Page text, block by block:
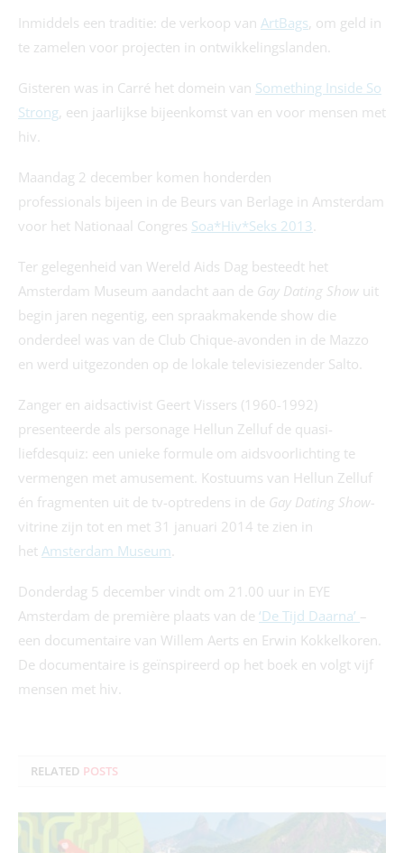
Inmiddels een traditie: de verkoop van ArtBags, om geld in
te zamelen voor projecten in ontwikkelingslanden.
Gisteren was in Carré het domein van Something Inside So
Strong, een jaarlijkse bijeenkomst van en voor mensen met
hiv.
Maandag 2 december komen honderden
professionals bijeen in de Beurs van Berlage in Amsterdam
voor het Nationaal Congres Soa*Hiv*Seks 2013
Ter gelegenheid van Wereld Aids Dag besteedt het
Amsterdam Museum aandacht aan de Gay Dating Show uit
begin jaren negentig, een spraakmakende show die
onderdeel was van de Club Chique-avonden in de Mazzo
en werd uitgezonden op de lokale televisiezender Salto.
Zanger en aidsactivist Geert Vissers (1960-1992)
presenteerde als personage Hellun Zelluf de quasi-
liefdesquiz: een unieke formule om aidsvoorlichting te
vermengen met amusement. Kostuums van Hellun Zelluf
én fragmenten uit de tv-optredens in de Gay Dating Show-
vitrine zijn tot en met 31 januari 2014 te zien in
het Amsterdam Museum
Donderdag 5 december vindt om 21.00 uur in EYE
Amsterdam de première plaats van de ‘De Tijd Daarna’ –
een documentaire van Willem Aerts en Erwin Kokkelkoren.
De documentaire is geïnspireerd op het boek en volgt vijf
mensen met hiv.
RELATED POSTS